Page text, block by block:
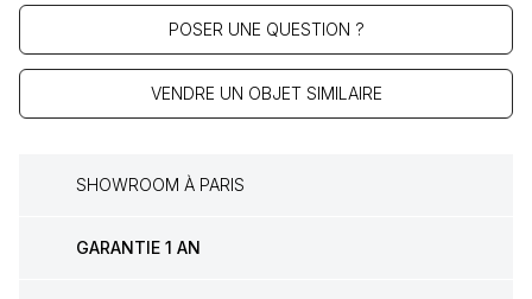
POSER UNE QUESTION ?
VENDRE UN OBJET SIMILAIRE
SHOWROOM À PARIS
GARANTIE 1 AN